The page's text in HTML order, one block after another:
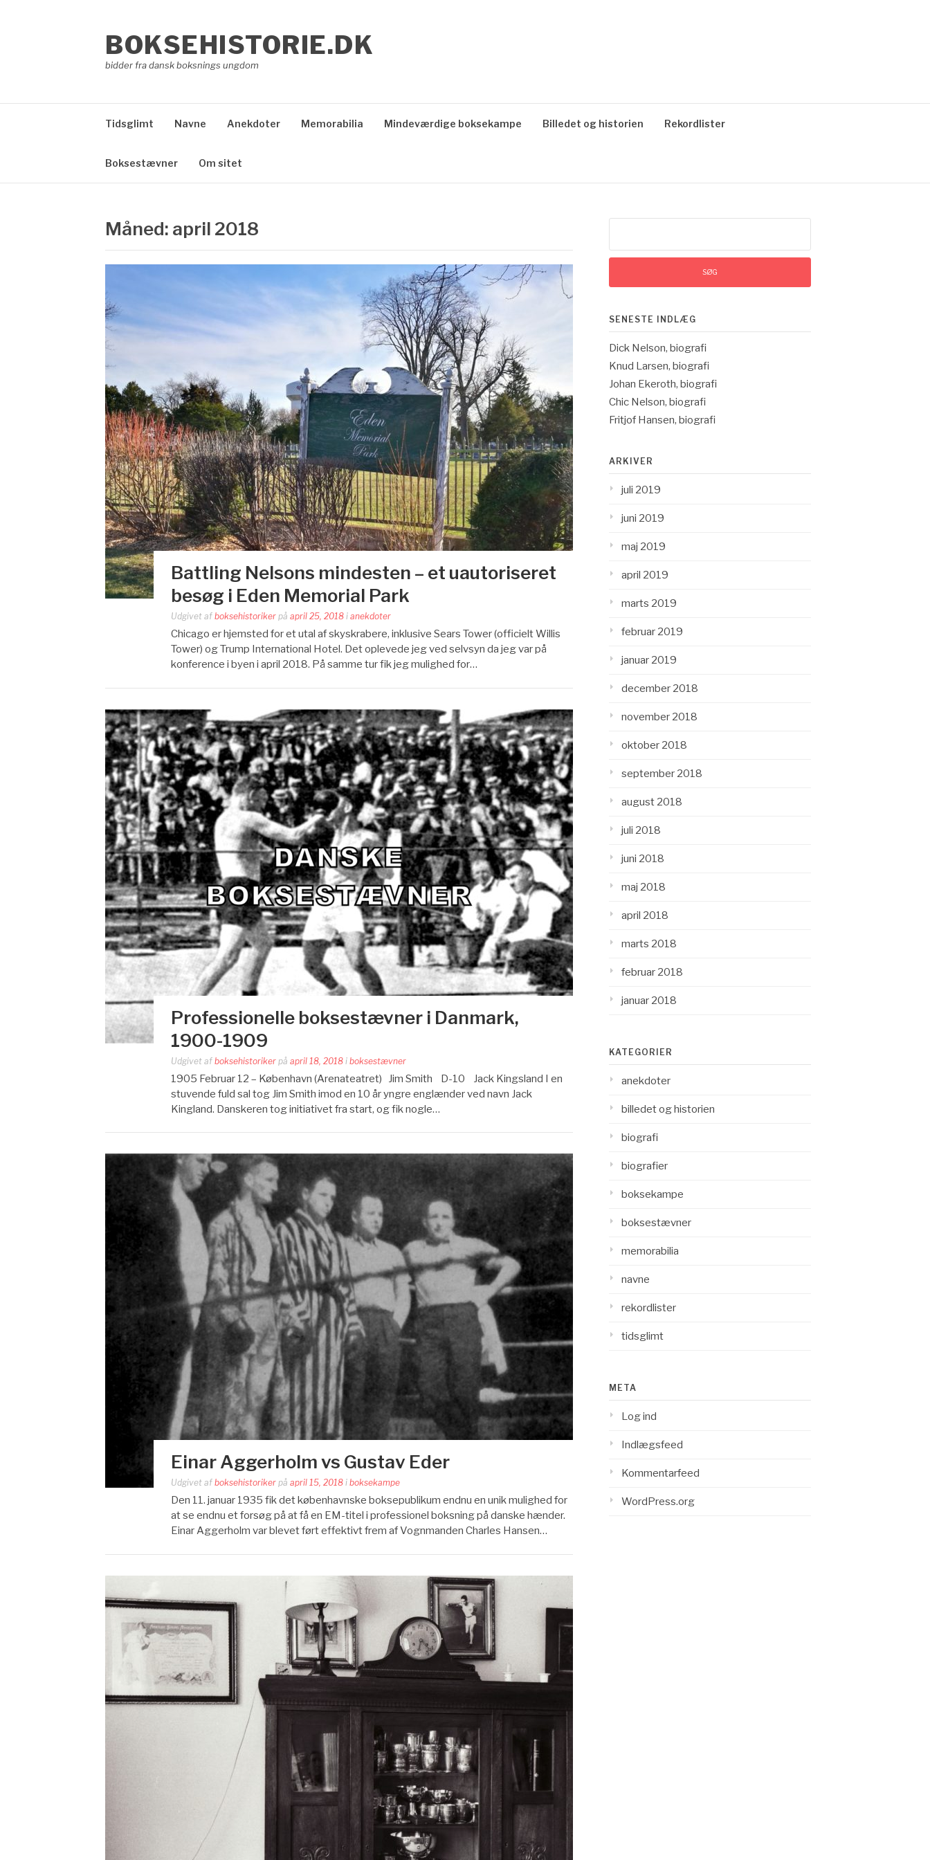
BOKSEHISTORIE.DK
bidder fra dansk boksnings ungdom
Tidsglimt Navne Anekdoter Memorabilia Mindeværdige boksekampe Billedet og historien Rekordlister
Boksestævner Om sitet
Måned: april 2018
Battling Nelsons mindesten – et uautoriseret
besøg i Eden Memorial Park
Udgivet af boksehistoriker på april 25, 2018 i anekdoter
Chicago er hjemsted for et utal af skyskrabere, inklusive Sears Tower (officielt Willis
Tower) og Trump International Hotel. Det oplevede jeg ved selvsyn da jeg var på
konference i byen i april 2018. På samme tur fik jeg mulighed for…
Professionelle boksestævner i Danmark,
1900-1909
Udgivet af boksehistoriker på april 18, 2018 i boksestævner
1905 Februar 12 – København (Arenateatret) Jim Smith D-10 Jack Kingsland I en
stuvende fuld sal tog Jim Smith imod en 10 år yngre englænder ved navn Jack
Kingland. Danskeren tog initiativet fra start, og fik nogle…
Einar Aggerholm vs Gustav Eder
Udgivet af boksehistoriker på april 15, 2018 i boksekampe
Den 11. januar 1935 fik det københavnske boksepublikum endnu en unik mulighed for
at se endnu et forsøg på at få en EM-titel i professionel boksning på danske hænder.
Einar Aggerholm var blevet ført effektivt frem af Vognmanden Charles Hansen…
SENESTE INDLÆG
Dick Nelson, biografi
Knud Larsen, biografi
Johan Ekeroth, biografi
Chic Nelson, biografi
Fritjof Hansen, biografi
ARKIVER
juli 2019
juni 2019
maj 2019
april 2019
marts 2019
februar 2019
januar 2019
december 2018
november 2018
oktober 2018
september 2018
august 2018
juli 2018
juni 2018
maj 2018
april 2018
marts 2018
februar 2018
januar 2018
KATEGORIER
anekdoter
billedet og historien
biografi
biografier
boksekampe
boksestævner
memorabilia
navne
rekordlister
tidsglimt
META
Log ind
Indlægsfeed
Kommentarfeed
WordPress.org